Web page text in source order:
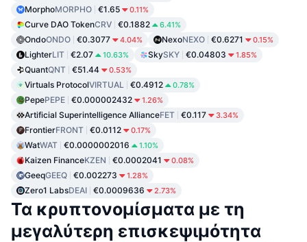
MorphoMORPHO €1.65 0.11%
Curve DAO TokenCRV €0.1882 6.41%
OndoONDO €0.3077 4.04% NexoNEXO €0.6271 0.15%
LighterLIT €2.07 10.63% SkySKY €0.04803 1.85%
QuantQNT €51.44 0.53%
Virtuals ProtocolVIRTUAL €0.4912 0.78%
PepePEPE €0.000002432 1.26%
Artificial Superintelligence AllianceFET €0.117 3.34%
FrontierFRONT €0.0112 0.17%
WatWAT €0.0000002016 1.10%
Kaizen FinanceKZEN €0.0002041 0.08%
GeeqGEEQ €0.002273 1.28%
Zero1 LabsDEAI €0.0009636 2.73%
Τα κρυπτονομίσματα με τη
μεγαλύτερη επισκεψιμότητα